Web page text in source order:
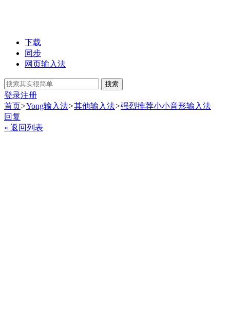
下载
同步
网页输入法
搜索
登录注册
首页>Yong输入法>其他输入法>强烈推荐小小音形输入法
回复
« 返回列表